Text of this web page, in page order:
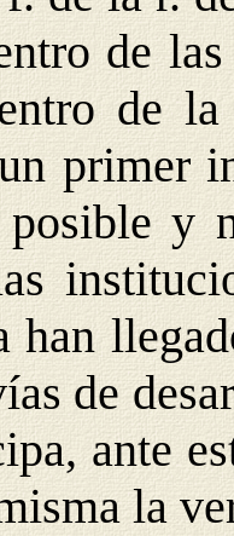
de
de
primer
y
han
de
ante
la